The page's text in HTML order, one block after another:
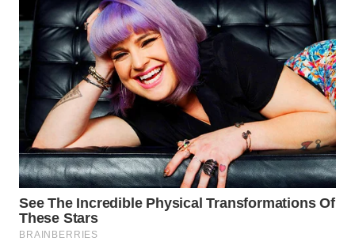
WN
TAPANULI
SELATAN
WN
TANJUNG
LESUNG
WN
KARO
WN
SIMALUNGUN